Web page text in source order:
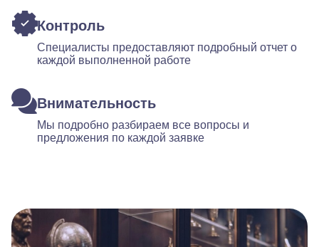
Контроль
Специалисты предоставляют подробный отчет о
каждой выполненной работе
Внимательность
Мы подробно разбираем все вопросы и
предложения по каждой заявке